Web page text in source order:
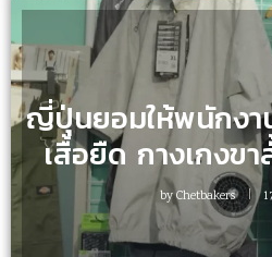
ญี่ปุ่นยอมให้พนักงา
เสื้อยืด กางเกงข
byChetbakers